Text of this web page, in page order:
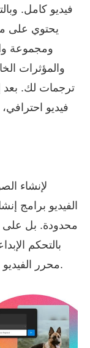
فيديو كامل.
ومجموعة
والمؤثرات
ترجمات لك. بعد
الفيديو برامج
محدودة. بل
بالتحكم
محرر الفيديو القوي في كل ما يتعلق بالرعاية اللاحقة.